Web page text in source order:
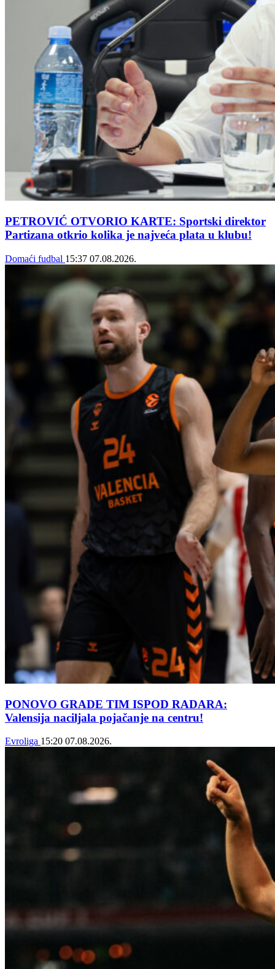
PETROVIĆ OTVORIO KARTE: Sportski direktor
Partizana otkrio kolika je najveća plata u klubu!
Domaći fudbal 15:37 07.08.2026.
PONOVO GRADE TIM ISPOD RADARA:
Valensija naciljala pojačanje na centru!
Evroliga 15:20 07.08.2026.